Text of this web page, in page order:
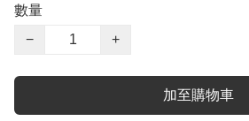
數量
−
+
加至購物車